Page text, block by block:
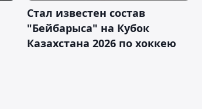
Стал известен состав
"Бейбарыса" на Кубок
Казахстана 2026 по хоккею